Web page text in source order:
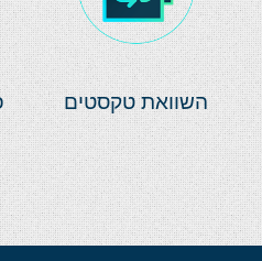
השוואת טקסטים